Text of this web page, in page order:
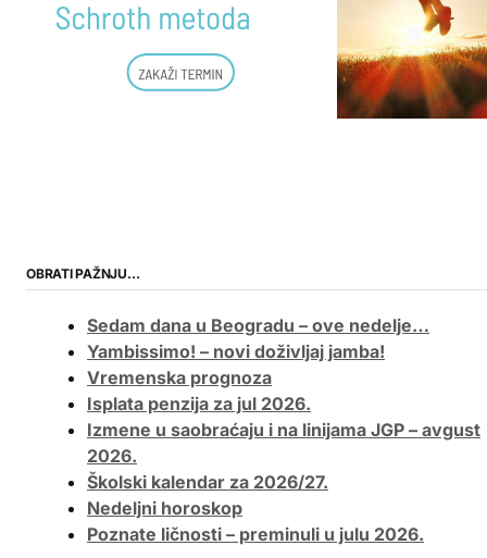
OBRATI PAŽNJU…
Sedam dana u Beogradu – ove nedelje…
Yambissimo! – novi doživljaj jamba!
Vremenska prognoza
Isplata penzija za jul 2026.
Izmene u saobraćaju i na linijama JGP – avgust
2026.
Školski kalendar za 2026/27.
Nedeljni horoskop
Poznate ličnosti – preminuli u julu 2026.